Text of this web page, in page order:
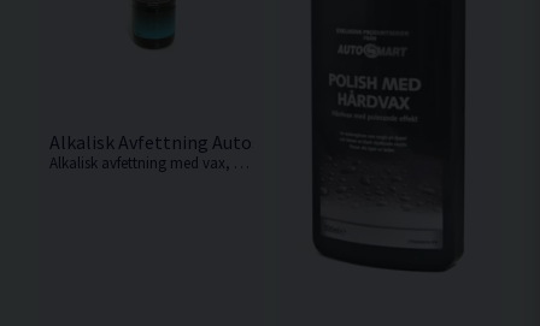
Alkalisk Avfettning Autosmart Fordonsavfettning 1L
Alkalisk avfettning med vax, Utmärkt till vardaglig tvätt och som lämnar ett skyddande vaxlager